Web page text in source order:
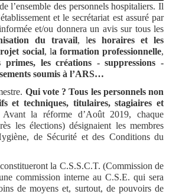
l’ensemble des personnels hospitaliers. Il
et le secrétariat est assuré par
et/ou donnera un avis sur tous les
du travail, les horaires et les
social, la formation professionnelle,
primes, les créations - suppressions -
soumis à l’ARS…
Qui vote ? Tous les personnels non
et techniques, titulaires, stagiaires et
Avant la réforme d’Août 2019, chaque
les élections) désignaient les membres
de Sécurité et des Conditions du
la C.S.S.C.T. (Commission de
commission interne au C.S.E. qui sera
de moyens et, surtout, de pouvoirs de